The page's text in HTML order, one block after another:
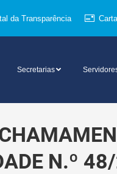
da Transparência
Secretarias
N.º